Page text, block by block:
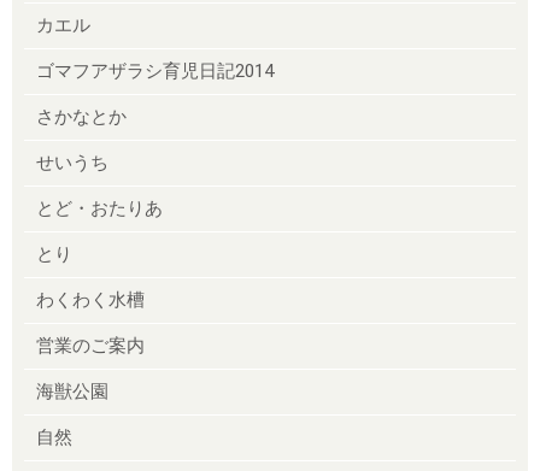
カエル
ゴマフアザラシ育児日記2014
さかなとか
せいうち
とど・おたりあ
とり
わくわく水槽
営業のご案内
海獣公園
自然